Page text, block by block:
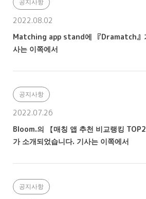
2022.08.02
Matching app stand에 『Dramatch』
사는 이쪽에서
공지사항
2022.07.26
Bloom.의 【매칭 앱 추천 비교랭킹
가 소개되었습니다. 기사는 이쪽에서
공지사항